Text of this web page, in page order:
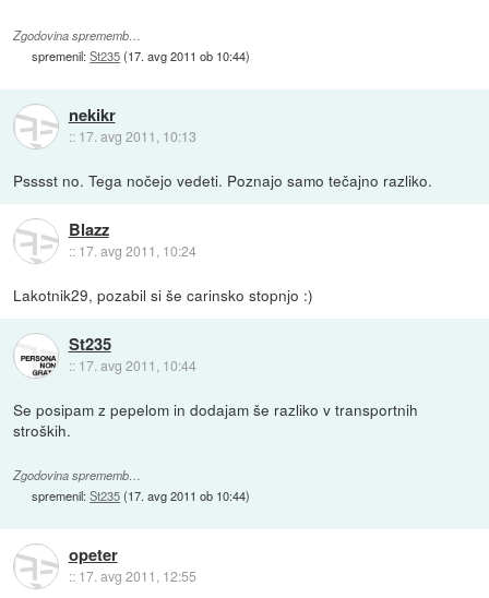
Zgodovina sprememb…
spremenil:St235(17. avg 2011 ob 10:44)
nekikr
:: 17. avg 2011, 10:13
Psssst no. Tega nočejo vedeti. Poznajo samo tečajno razliko.
Blazz
:: 17. avg 2011, 10:24
Lakotnik29, pozabil si še carinsko stopnjo :)
St235
:: 17. avg 2011, 10:44
Se posipam z pepelom in dodajam še razliko v transportnih
stroških.
Zgodovina sprememb…
spremenil:St235(17. avg 2011 ob 10:44)
opeter
:: 17. avg 2011, 12:55